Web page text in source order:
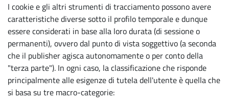
I cookie e gli altri strumenti di tracciamento possono avere
caratteristiche diverse sotto il profilo temporale e dunque
essere considerati in base alla loro durata (di sessione o
permanenti), ovvero dal punto di vista soggettivo (a seconda
che il publisher agisca autonomamente o per conto della
"terza parte"). In ogni caso, la classificazione che risponde
principalmente alle esigenze di tutela dell'utente è quella che
si basa su tre macro-categorie: